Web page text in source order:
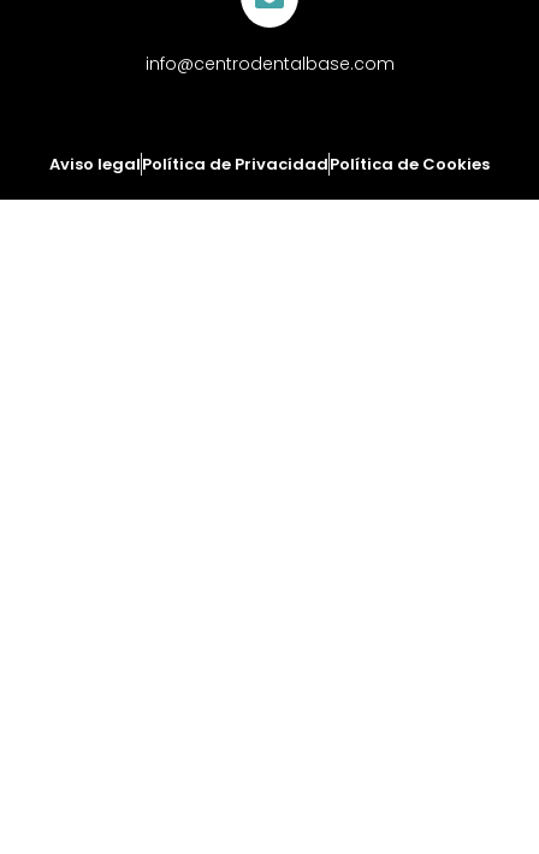
info@centrodentalbase.com
Aviso legalPolítica de PrivacidadPolítica de Cookies